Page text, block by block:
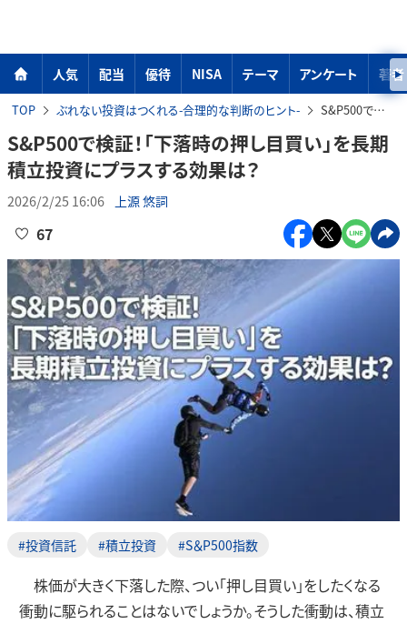
人気 配当 優待 NISA テーマ アンケート 著者
TOP ぶれない投資はつくれる-合理的な判断のヒント- S&P500で検証！「下落時の押し目買い」を長期積立投資にプラスする効果は？
S&P500で検証！「下落時の押し目買い」を長期
積立投資にプラスする効果は？
2026/2/25 16:06 上源 悠詞
67
#投資信託 #積立投資 #S＆P500指数
株価が大きく下落した際、つい「押し目買い」をしたくなる
衝動に駆られることはないでしょうか。そうした衝動は、積立